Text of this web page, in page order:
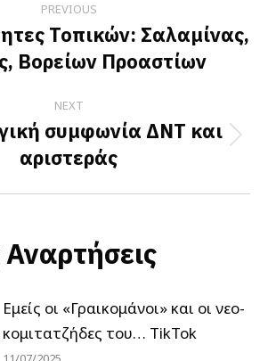
PREVIOUS
Previous
post:
Τοπικών: Σαλαμίνας,
Βορείων Προαστίων
NEXT
Next
post:
συμφωνία ΔΝΤ και
αριστεράς
Αναρτήσεις
Εμείς οι «Γραικομάνοι» και οι νεο-
κομιτατζήδες του… TikTok